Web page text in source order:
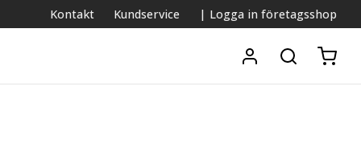
Kontakt Kundservice | Logga in företagsshop